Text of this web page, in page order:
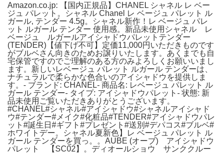
Amazon.co.jp: 【国内正規品】CHANEL シャネル レ ベー
ジュ パレット。シャネル Chanel レ ベージュ パレット ル
ガール, テンダー 4.5g。シャネル新作！レ ベージュ パレ
ット ルガール テンダー 使用感。新品未使用シャネル レ
ベージュ ルガールアイシャドウパレットテンダー
(TENDER)【値下げ不可】定価11,000円いただきものです
がブルベさん向きのためお譲りいたします。あくまでも自
宅保管ですのでご理解のある方のみよろしくお願いいまし
ます。新しいレベージュ パレット ルガール テンダーは、
ナチュラルで柔らかな色合いのアイシャドウを提供しま
す。- ブランド: CHANEL- 商品名: レベージュ パレット ル
ガール テンダー- タイプ: アイシャドウパレット- 状態: 新
品未使用ご覧いただきありがとうございます。
#CHANEL#シャネル#アイシャドウ#シャネルアイシャド
ウ#テンダー#メイク#化粧品#TENDER#アイシャドウパレ
ット#誕生日#ギフト#プレゼント#送別#デパコス#ブルベ#
ホワイトデー。シャネル 夏新色】レ ベージュ パレット ル
ガール テンダー を買っ。。AUBE (オーブ) アイシャドウ
パレット 【SC02】。ディオールショウ サンククルー